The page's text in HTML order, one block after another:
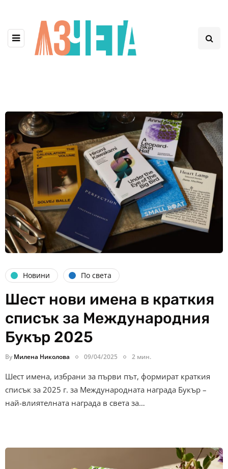
Новини По света
Шест нови имена в краткия
списък за Международния
Букър 2025
By Милена Николова 09/04/2025 2 мин.
Шест имена, избрани за първи път, формират краткия
списък за 2025 г. за Международната награда Букър –
най-влиятелната награда в света за…